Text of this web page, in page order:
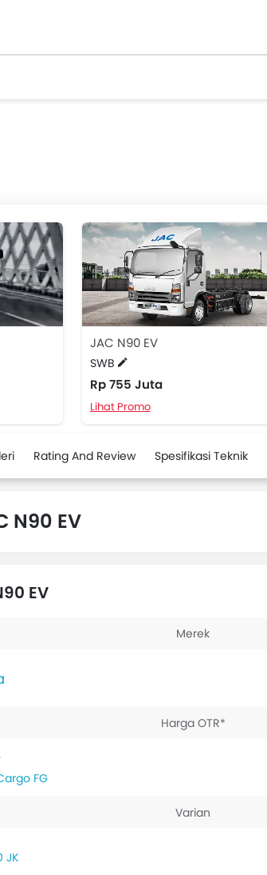
JAC N90 EV
SWB
Rp 755 Juta
Lihat Promo
Rating And Review Spesifikasi Teknik
N90 EV
EV
Merek
Harga OTR*
FG
Varian
JK